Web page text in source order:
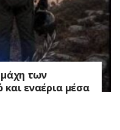
των
εναέρια μέσα